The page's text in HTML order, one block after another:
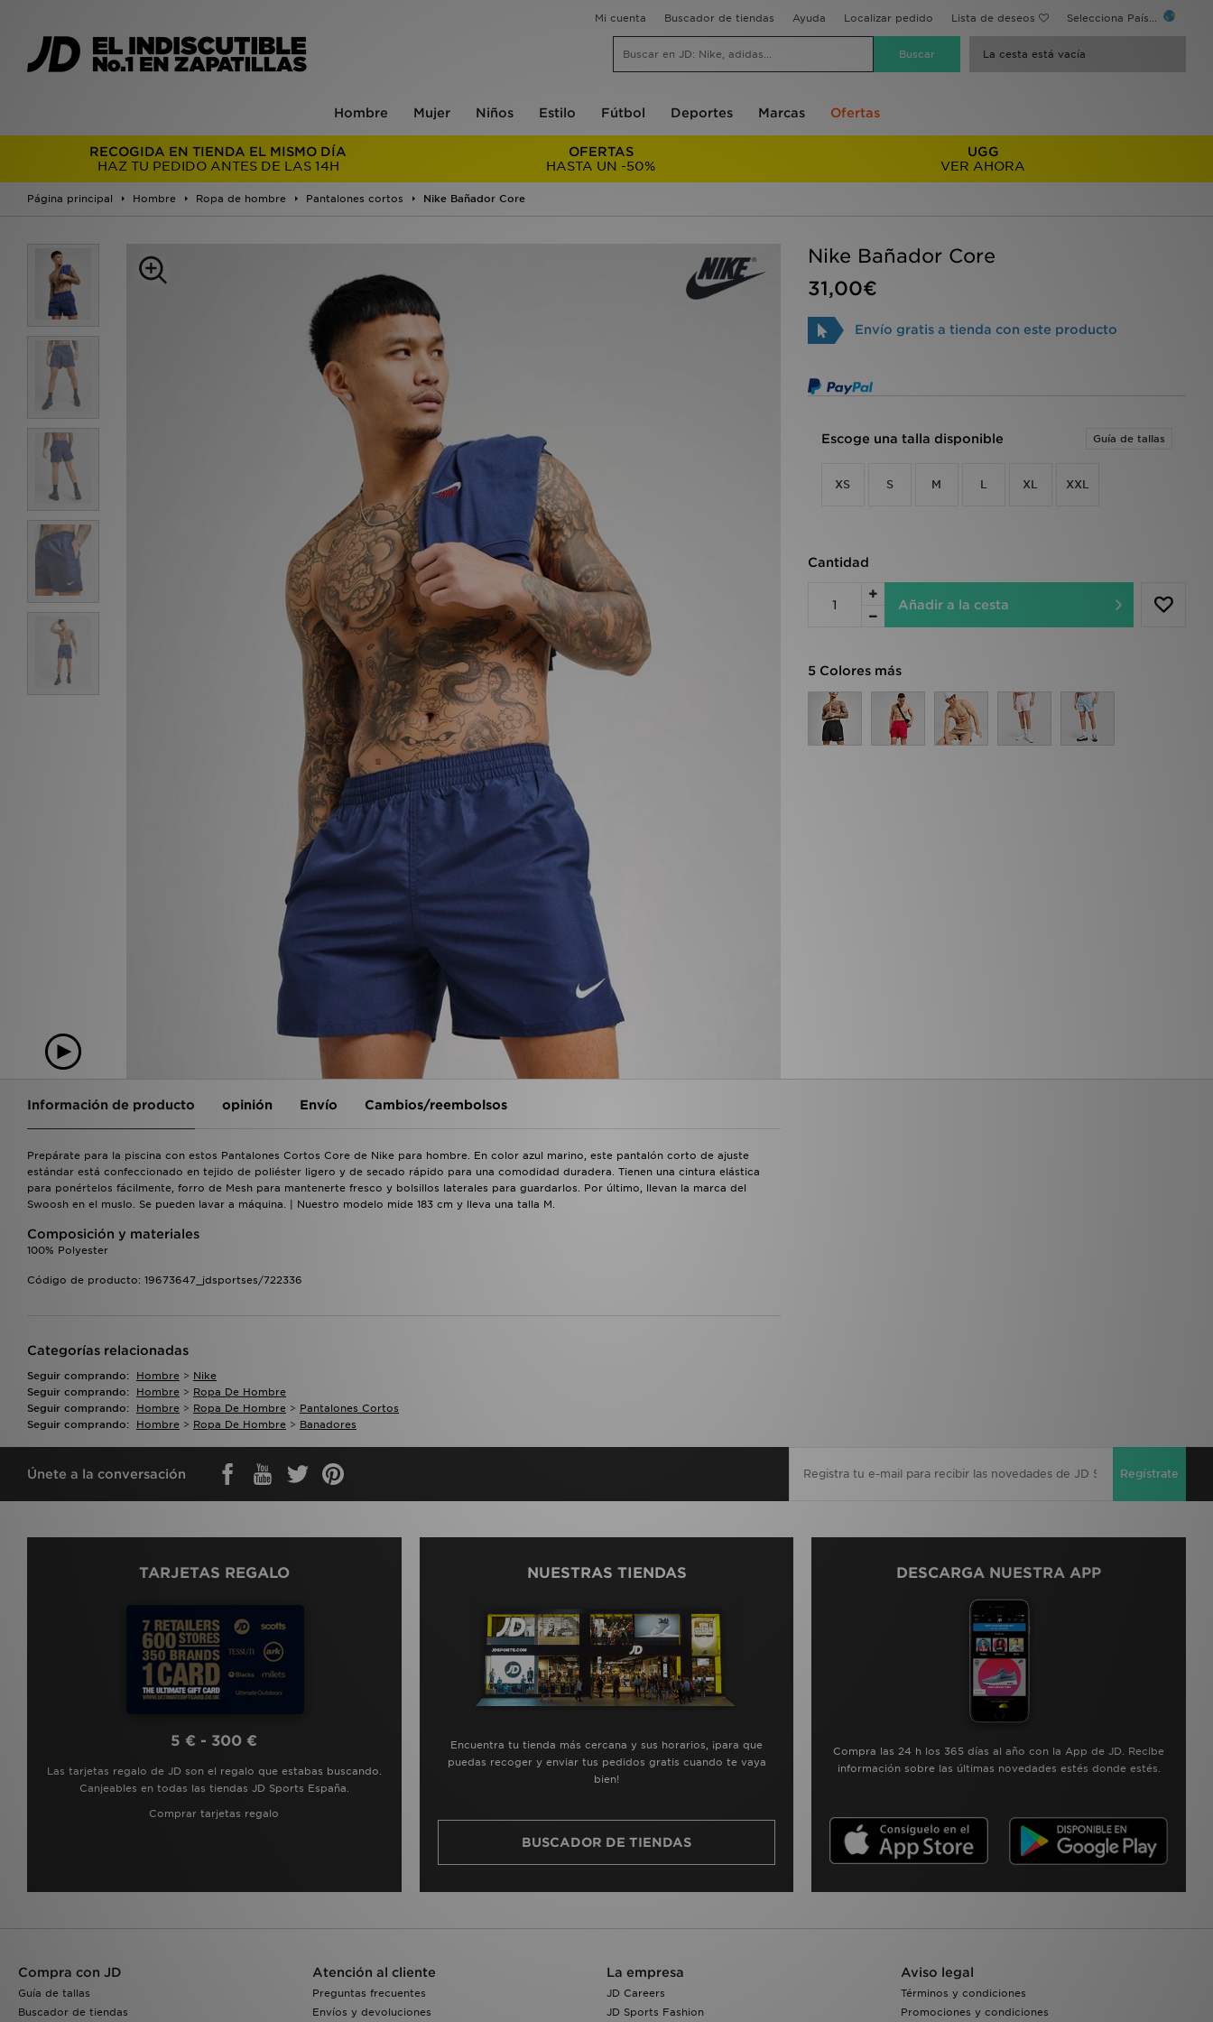
Mi cuenta Buscador de tiendas Ayuda Localizar pedido Lista de deseos Selecciona País...
La cesta está vacía
Hombre Mujer Niños Estilo Fútbol Deportes Marcas Ofertas
RECOGIDA EN TIENDA EL MISMO DÍA
HAZ TU PEDIDO ANTES DE LAS 14H
OFERTAS
HASTA UN -50%
UGG
VER AHORA
Página principal Hombre Ropa de hombre Pantalones cortos Nike Bañador Core
Nike Bañador Core
31,00€
Envío gratis a tienda con este producto
Escoge una talla disponible Guía de tallas
XS S M L XL XXL
Cantidad
Añadir a la cesta
5 Colores más
Información de producto opinión Envío Cambios/reembolsos
Prepárate para la piscina con estos Pantalones Cortos Core de Nike para hombre. En color azul marino, este pantalón corto de ajuste
estándar está confeccionado en tejido de poliéster ligero y de secado rápido para una comodidad duradera. Tienen una cintura elástica
para ponértelos fácilmente, forro de Mesh para mantenerte fresco y bolsillos laterales para guardarlos. Por último, llevan la marca del
Swoosh en el muslo. Se pueden lavar a máquina. | Nuestro modelo mide 183 cm y lleva una talla M.
Composición y materiales
100% Polyester
Código de producto: 19673647_jdsportses/722336
Categorías relacionadas
Seguir comprando: Hombre > Nike
Seguir comprando:
Hombre > Ropa De Hombre
Seguir comprando:
Hombre > Ropa De Hombre > Pantalones Cortos
Seguir comprando:
Hombre > Ropa De Hombre > Banadores
Únete a la conversación Regístrate
TARJETAS REGALO
5 € - 300 €
Las tarjetas regalo de JD son el regalo que estabas buscando.
Canjeables en todas las tiendas JD Sports España.
Comprar tarjetas regalo
NUESTRAS TIENDAS
Encuentra tu tienda más cercana y sus horarios, ¡para que
puedas recoger y enviar tus pedidos gratis cuando te vaya
bien!
BUSCADOR DE TIENDAS
DESCARGA NUESTRA APP
Compra las 24 h los 365 días al año con la App de JD. Recibe
información sobre las últimas novedades estés donde estés.
Compra con JD
Guía de tallas
Buscador de tiendas
Atención al cliente
Preguntas frecuentes
Envíos y devoluciones
La empresa
JD Careers
JD Sports Fashion
Aviso legal
Términos y condiciones
Promociones y condiciones